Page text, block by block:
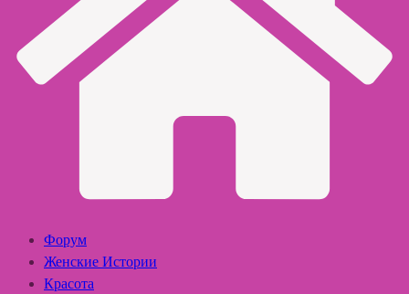
Форум
Женские Истории
Красота